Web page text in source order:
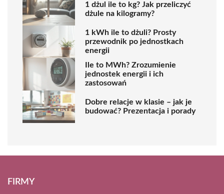
1 dżul ile to kg? Jak przeliczyć
dżule na kilogramy?
1 kWh ile to dżuli? Prosty
przewodnik po jednostkach
energii
Ile to MWh? Zrozumienie
jednostek energii i ich
zastosowań
Dobre relacje w klasie – jak je
budować? Prezentacja i porady
FIRMY